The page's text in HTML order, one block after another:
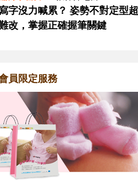
字沒力喊累？ 姿勢不對定型超
改，掌握正確握筆關鍵
員限定服務